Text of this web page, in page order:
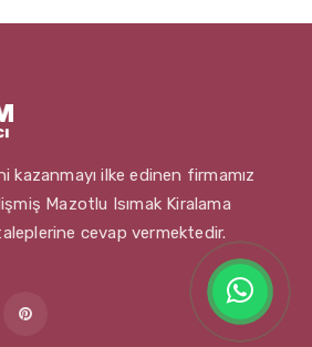
kazanmayı ilke edinen firmamız
Mazotlu Isımak Kiralama
cevap vermektedir.